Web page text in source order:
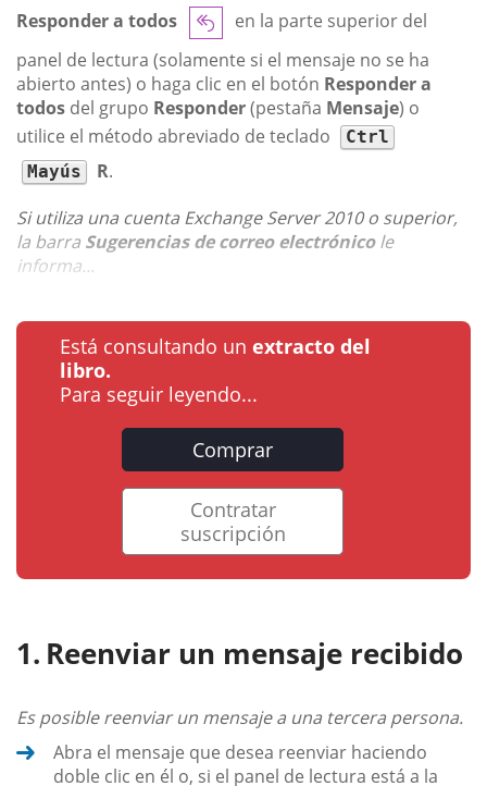
Responder a todos
en la parte superior del
panel de lectura (solamente si el mensaje no se ha
abierto antes) o haga clic en el botón Responder a
todos del grupo Responder(pestaña Mensaje) o
utilice el método abreviado de teclado
Ctrl
Mayús
R.
Si utiliza una cuenta Exchange Server 2010 o superior,
la barra Sugerencias de correo electrónicole
informa...
Está consultando un extracto del
libro.
Para seguir leyendo...
Comprar
Contratar
suscripción
Reenviar un mensaje recibido
Es posible reenviar un mensaje a una tercera persona.
Abra el mensaje que desea reenviar haciendo
doble clic en él o, si el panel de lectura está a la